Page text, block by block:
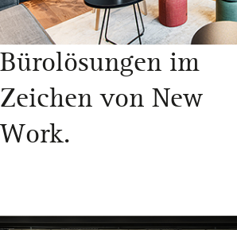
Bürolösungen im
Zeichen von New
Work.